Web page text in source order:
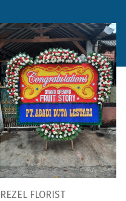
REZEL FLORIST